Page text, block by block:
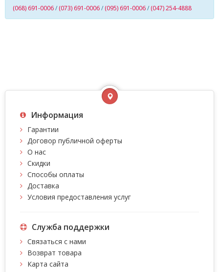
(068) 691-0006/ (073) 691-0006/ (095) 691-0006/ (047) 254-4888
Информация
Гарантии
Договор публичной оферты
О нас
Скидки
Способы оплаты
Доставка
Условия предоставления услуг
Служба поддержки
Связаться с нами
Возврат товара
Карта сайта